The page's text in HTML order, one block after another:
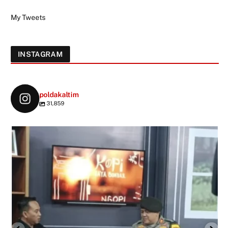
My Tweets
INSTAGRAM
poldakaltim
31,859